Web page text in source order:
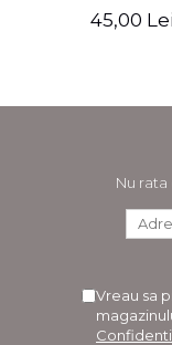
45,00 Lei
Nu
Vreau sa